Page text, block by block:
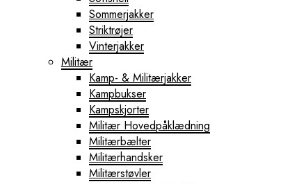
Sommerjakker
Striktrøjer
Vinterjakker
Militær
Kamp- & Militærjakker
Kampbukser
Kampskjorter
Militær Hovedpåklædning
Militærbælter
Militærhandsker
Militærstøvler